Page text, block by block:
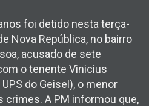
foi detido nesta terça-
Nova República, no bairro
acusado de sete
o tenente Vinicius
do Geisel), o menor
crimes. A PM informou que,